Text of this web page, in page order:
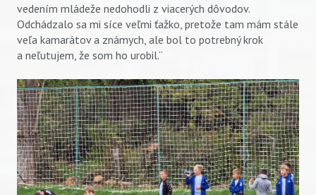
vedením mládeže nedohodli z viacerých dôvodov.
Odchádzalo sa mi síce veľmi ťažko, pretože tam mám stále
veľa kamarátov a známych, ale bol to potrebný krok
a neľutujem, že som ho urobil.“